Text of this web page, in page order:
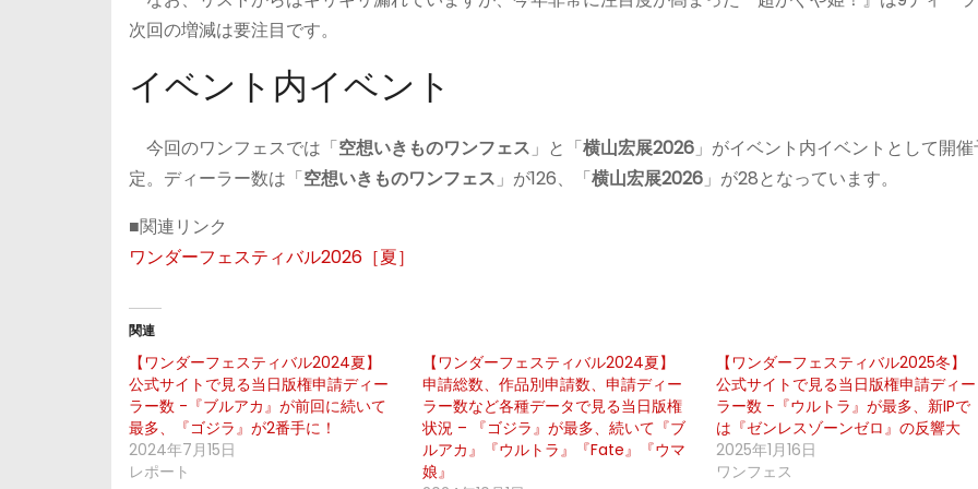
次回の増減は要注目です。
イベント内イベント
今回のワンフェスでは「空想いきものワンフェス 」と「横山宏展2026 」がイベント内イベントとして開
定。ディーラー数は「空想いきものワンフェス 」が126、「横山宏展2026 」が28となっています。
■関連リンク
ワンダーフェスティバル2026［夏］
関連
【ワンダーフェスティバル2024夏】
公式サイトで見る当日版権申請ディー
ラー数 -『ブルアカ』が前回に続いて
最多、『ゴジラ』が2番手に！
2024年7月15日
レポート
【ワンダーフェスティバル2024夏】
申請総数、作品別申請数、申請ディー
ラー数など各種データで見る当日版権
状況 – 『ゴジラ』が最多、続いて『ブ
ルアカ』『ウルトラ』『Fate』『ウマ
娘』
【ワンダーフェスティバル2025冬】
公式サイトで見る当日版権申請ディー
ラー数 -『ウルトラ』が最多、新IPで
は『ゼンレスゾーンゼロ』の反響大
2025年1月16日
ワンフェス